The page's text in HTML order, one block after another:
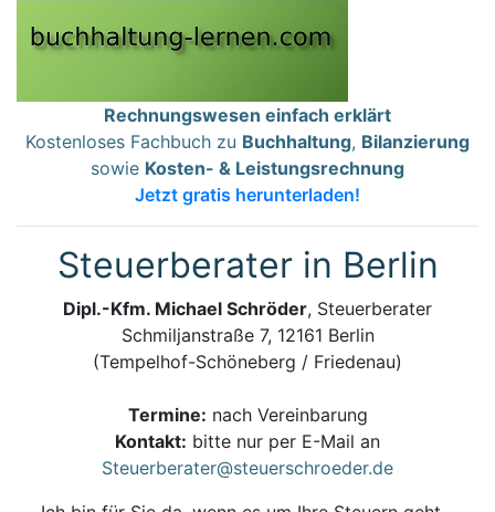
Rechnungswesen einfach erklärt
Kostenloses Fachbuch zu Buchhaltung, Bilanzierung
sowie Kosten- & Leistungsrechnung
Jetzt gratis herunterladen!
Steuerberater in Berlin
Dipl.-Kfm. Michael Schröder, Steuerberater
Schmiljanstraße 7, 12161 Berlin
(Tempelhof-Schöneberg / Friedenau)
Termine: nach Vereinbarung
Kontakt: bitte nur per E-Mail an
Steuerberater@steuerschroeder.de